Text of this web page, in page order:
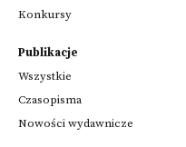
Konkursy
Publikacje
Wszystkie
Czasopisma
Nowości wydawnicze